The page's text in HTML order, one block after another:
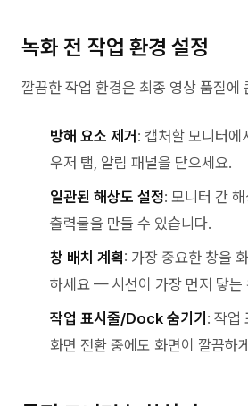
녹화 전 작업 환경 설정
깔끔한 작업 환경은 최종 영상 품질에
방해 요소 제거 : 캡처할 모니터에
우저 탭, 알림 패널을 닫으세요.
일관된 해상도 설정: 모니터 간
출력물을 만들 수 있습니다.
창 배치 계획: 가장 중요한 창을
하세요 — 시선이 가장 먼저 닿는
작업 표시줄/Dock 숨기기 : 작업
화면 전환 중에도 화면이 깔끔하